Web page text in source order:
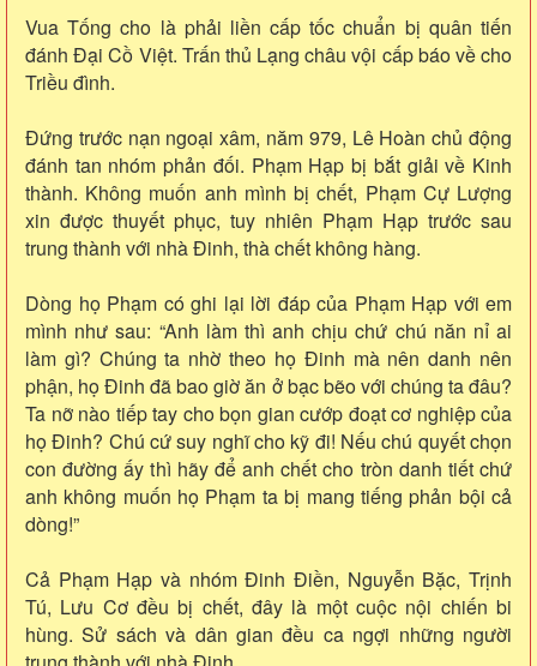
Vua Tống cho là phải liền cấp tốc chuẩn bị quân tiến
đánh Đại Cồ Việt. Trấn thủ Lạng châu vội cấp báo về cho
Triều đình.
Đứng trước nạn ngoại xâm, năm 979, Lê Hoàn chủ động
đánh tan nhóm phản đối. Phạm Hạp bị bắt giải về Kinh
thành. Không muốn anh mình bị chết, Phạm Cự Lượng
xin được thuyết phục, tuy nhiên Phạm Hạp trước sau
trung thành với nhà Đinh, thà chết không hàng.
Dòng họ Phạm có ghi lại lời đáp của Phạm Hạp với em
mình như sau: “Anh làm thì anh chịu chứ chú năn nỉ ai
làm gì? Chúng ta nhờ theo họ Đinh mà nên danh nên
phận, họ Đinh đã bao giờ ăn ở bạc bẽo với chúng ta đâu?
Ta nỡ nào tiếp tay cho bọn gian cướp đoạt cơ nghiệp của
họ Đinh? Chú cứ suy nghĩ cho kỹ đi! Nếu chú quyết chọn
con đường ấy thì hãy để anh chết cho tròn danh tiết chứ
anh không muốn họ Phạm ta bị mang tiếng phản bội cả
dòng!”
Cả Phạm Hạp và nhóm Đinh Điền, Nguyễn Bặc, Trịnh
Tú, Lưu Cơ đều bị chết, đây là một cuộc nội chiến bi
hùng. Sử sách và dân gian đều ca ngợi những người